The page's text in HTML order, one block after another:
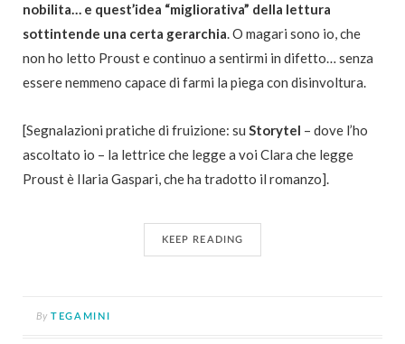
nobilita… e quest’idea “migliorativa” della lettura
sottintende una certa gerarchia. O magari sono io, che
non ho letto Proust e continuo a sentirmi in difetto… senza
essere nemmeno capace di farmi la piega con disinvoltura.
[Segnalazioni pratiche di fruizione: su Storytel – dove l’ho
ascoltato io – la lettrice che legge a voi Clara che legge
Proust è Ilaria Gaspari, che ha tradotto il romanzo].
KEEP READING
By TEGAMINI